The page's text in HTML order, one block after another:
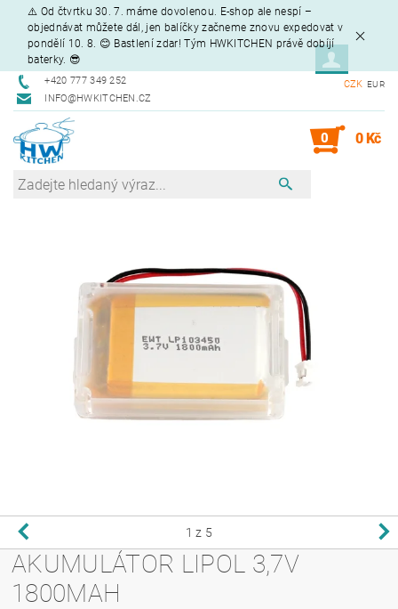
⚠️ Od čtvrtku 30. 7. máme dovolenou. E-shop ale nespí –
objednávat můžete dál, jen balíčky začneme znovu expedovat v
pondělí 10. 8. 😊 Bastlení zdar! Tým HWKITCHEN právě dobíjí
baterky. 😎
+420 777 349 252
INFO@HWKITCHEN.CZ
CZK EUR
0 0 Kč
1 z 5
AKUMULÁTOR LIPOL 3,7V
1800MAH